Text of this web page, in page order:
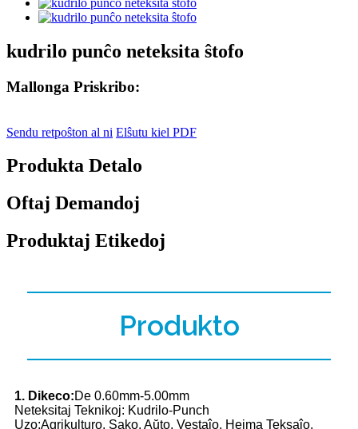
kudrilo punĉo neteksita ŝtofo
Mallonga Priskribo:
Sendu retpoŝton al ni Elŝutu kiel PDF
Produkta Detalo
Oftaj Demandoj
Produktaj Etikedoj
Produkto
1. Dikeco:De 0.60mm-5.00mm
Neteksitaj Teknikoj: Kudrilo-Punch
Uzo:Agrikulturo, Sako, Aŭto, Vestaĵo, Hejma Teksaĵo,